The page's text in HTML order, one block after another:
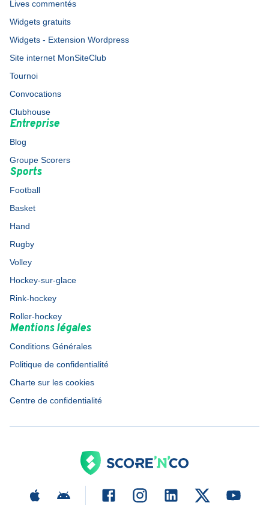
Lives commentés
Widgets gratuits
Widgets - Extension Wordpress
Site internet MonSiteClub
Tournoi
Convocations
Clubhouse
Entreprise
Blog
Groupe Scorers
Sports
Football
Basket
Hand
Rugby
Volley
Hockey-sur-glace
Rink-hockey
Roller-hockey
Mentions légales
Conditions Générales
Politique de confidentialité
Charte sur les cookies
Centre de confidentialité